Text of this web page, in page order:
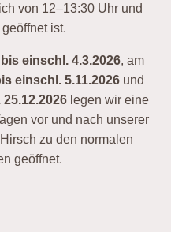
von 12–13:30 Uhr und
ist.
einschl. 4.3.2026, am
einschl. 5.11.2026und
legen wir eine
vor und nach unserer
zu den normalen
geöffnet.